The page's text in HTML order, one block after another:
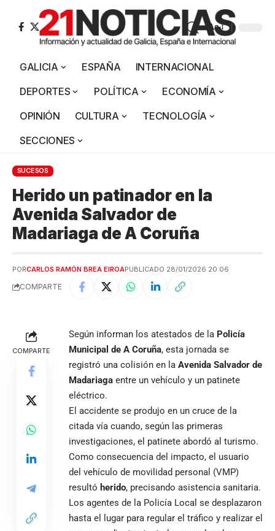
Aa
GALICIA ESPAÑA
INTERNACIONAL
DEPORTES
POLÍTICA
ECONOMÍA
OPINIÓN
CULTURA
TECNOLOGÍA
SECCIONES
SUCESOS
Herido un patinador en la
Avenida Salvador de
Madariaga de A Coruña
PORCARLOS RAMÓN BREA EIROAPUBLICADO 28/01/2026 20:06
COMPARTE
COMPARTE
Según informan los atestados de la Policía
Municipal de A Coruña, esta jornada se
registró una colisión en la Avenida Salvador de
Madariaga entre un vehículo y un patinete
eléctrico.
El accidente se produjo en un cruce de la
citada vía cuando, según las primeras
investigaciones, el patinete abordó al turismo.
Como consecuencia del impacto, el usuario
del vehículo de movilidad personal (VMP)
resultó herido, precisando asistencia sanitaria.
Los agentes de la Policía Local se desplazaron
hasta el lugar para regular el tráfico y realizar el